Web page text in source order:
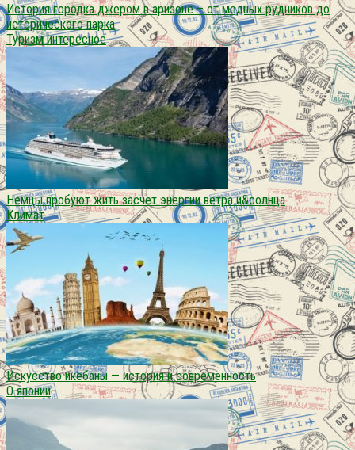
История городка джером в аризоне – от медных рудников до
исторического парка
Туризм интересное
Немцы пробуют жить засчет энергии ветра и&солнца
Климат
Искусство икебаны — история и современность
О японии